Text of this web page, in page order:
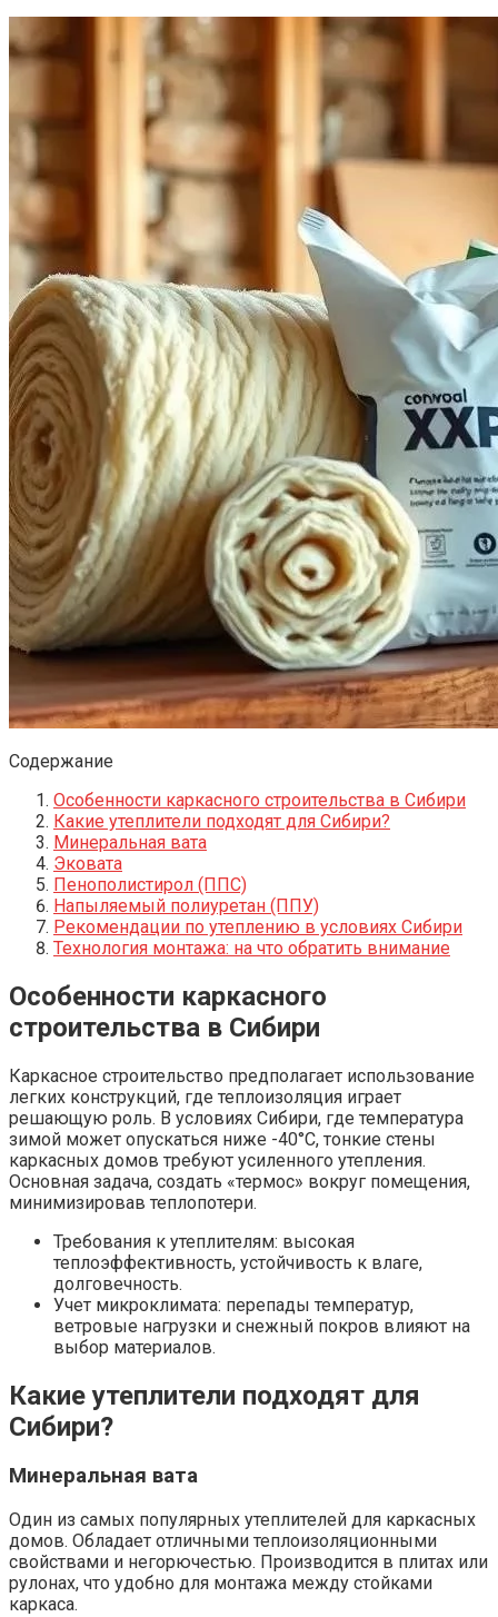
Содержание
Особенности каркасного строительства в Сибири
Какие утеплители подходят для Сибири?
Минеральная вата
Эковата
Пенополистирол (ППС)
Напыляемый полиуретан (ППУ)
Рекомендации по утеплению в условиях Сибири
Технология монтажа: на что обратить внимание
Особенности каркасного
строительства в Сибири
Каркасное строительство предполагает использование
легких конструкций, где теплоизоляция играет
решающую роль. В условиях Сибири, где температура
зимой может опускаться ниже -40°C, тонкие стены
каркасных домов требуют усиленного утепления.
Основная задача, создать «термос» вокруг помещения,
минимизировав теплопотери.
Требования к утеплителям: высокая
теплоэффективность, устойчивость к влаге,
долговечность.
Учет микроклимата: перепады температур,
ветровые нагрузки и снежный покров влияют на
выбор материалов.
Какие утеплители подходят для
Сибири?
Минеральная вата
Один из самых популярных утеплителей для каркасных
домов. Обладает отличными теплоизоляционными
свойствами и негорючестью. Производится в плитах или
рулонах, что удобно для монтажа между стойками
каркаса.